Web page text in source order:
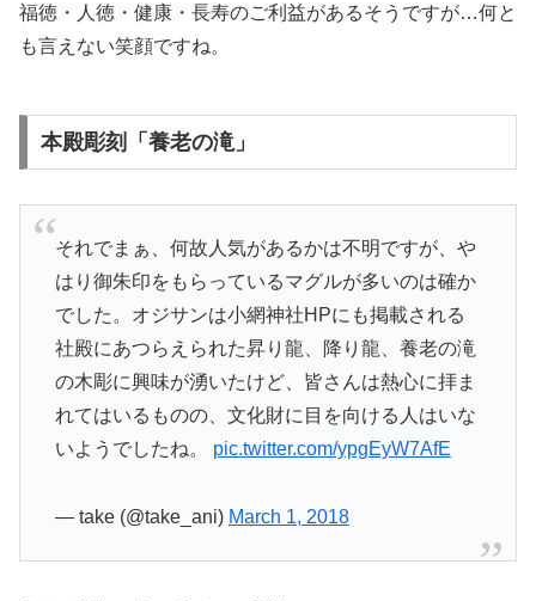
福徳・人徳・健康・長寿のご利益があるそうですが…何と
も言えない笑顔ですね。
本殿彫刻「養老の滝」
それでまぁ、何故人気があるかは不明ですが、や
はり御朱印をもらっているマグルが多いのは確か
でした。オジサンは小網神社HPにも掲載される
社殿にあつらえられた昇り龍、降り龍、養老の滝
の木彫に興味が湧いたけど、皆さんは熱心に拝ま
れてはいるものの、文化財に目を向ける人はいな
いようでしたね。 pic.twitter.com/ypgEyW7AfE
— take (@take_ani) March 1, 2018